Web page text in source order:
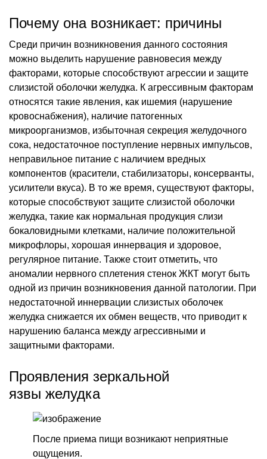
Почему она возникает: причины
Среди причин возникновения данного состояния
можно выделить нарушение равновесия между
факторами, которые способствуют агрессии и защите
слизистой оболочки желудка. К агрессивным факторам
относятся такие явления, как ишемия (нарушение
кровоснабжения), наличие патогенных
микроорганизмов, избыточная секреция желудочного
сока, недостаточное поступление нервных импульсов,
неправильное питание с наличием вредных
компонентов (красители, стабилизаторы, консерванты,
усилители вкуса). В то же время, существуют факторы,
которые способствуют защите слизистой оболочки
желудка, такие как нормальная продукция слизи
бокаловидными клетками, наличие положительной
микрофлоры, хорошая иннервация и здоровое,
регулярное питание. Также стоит отметить, что
аномалии нервного сплетения стенок ЖКТ могут быть
одной из причин возникновения данной патологии. При
недостаточной иннервации слизистых оболочек
желудка снижается их обмен веществ, что приводит к
нарушению баланса между агрессивными и
защитными факторами.
Проявления зеркальной
язвы желудка
После приема пищи возникают неприятные
ощущения.